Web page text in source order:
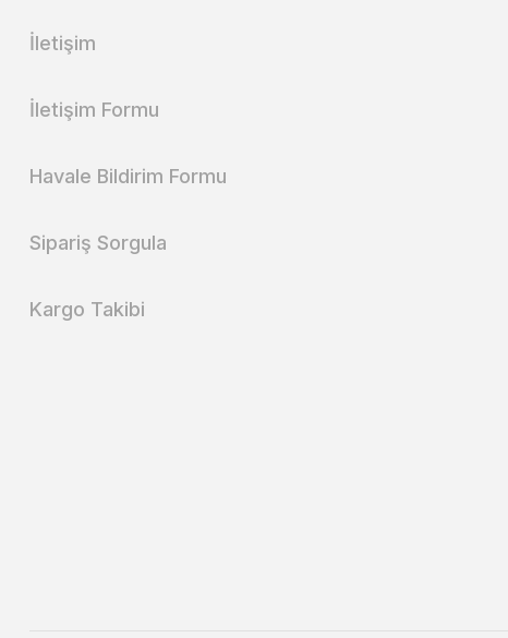
İletişim
İletişim Formu
Havale Bildirim Formu
Sipariş Sorgula
Kargo Takibi